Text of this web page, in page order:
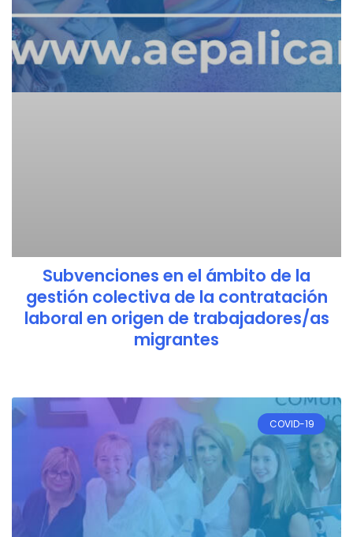
Subvenciones en el ámbito de la
gestión colectiva de la contratación
laboral en origen de trabajadores/as
migrantes
COVID-19